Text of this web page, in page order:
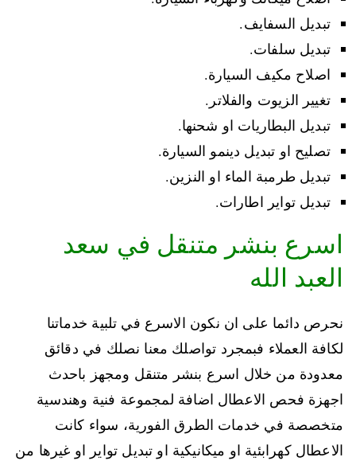
تبديل السفايف.
تبديل سلفات.
اصلاح مكيف السيارة.
تغيير الزيوت والفلاتر.
تبديل البطاريات او شحنها.
تصليح او تبديل دينمو السيارة.
تبديل طرمبة الماء او النزين.
تبديل تواير اطارات.
اسرع بنشر متنقل في سعد
العبد الله
نحرص دائما على ان نكون الاسرع في تلبية خدماتنا
لكافة العملاء فبمجرد تواصلك معنا نصلك في دقائق
معدودة من خلال اسرع بنشر متنقل ومجهز باحدث
اجهزة فحص الاعطال اضافة لمجموعة فنية وهندسية
متخصصة في خدمات الطرق الفورية، سواء كانت
الاعطال كهرابئية او ميكانيكية او تبديل تواير او غيرها من